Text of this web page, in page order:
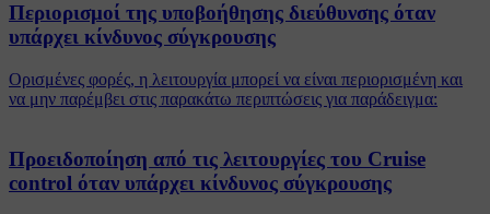
Περιορισμοί της υποβοήθησης διεύθυνσης όταν
υπάρχει κίνδυνος σύγκρουσης
Ορισμένες φορές, η λειτουργία μπορεί να είναι περιορισμένη και
να μην παρέμβει στις παρακάτω περιπτώσεις για παράδειγμα:
Προειδοποίηση από τις λειτουργίες του Cruise
control όταν υπάρχει κίνδυνος σύγκρουσης